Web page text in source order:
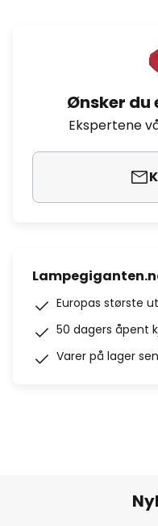
Ønsker du
Ekspertene
Europas største
50 dagers åpent
Varer på lager